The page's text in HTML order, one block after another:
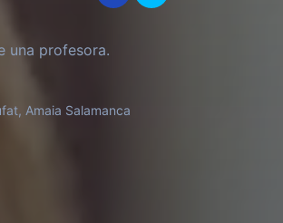
una profesora.
Amaia Salamanca